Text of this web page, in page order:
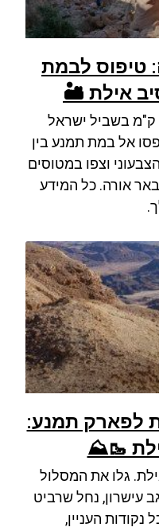
טיפוס לבמת
אילת 🏜️
מסלול טיול מרהיב של 15 ק"מ בשביל ישראל
אל במת תמנע בין
וצפו במטוסים
אורה. כל המידע
לפארק תמנע:
🥾⛰️
אילת. גלו את המסלול
עישרון, נחל שרביט
העניין,